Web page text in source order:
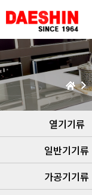
열기기류
일반기기류
가공기기류